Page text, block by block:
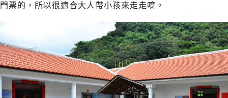
門票的，所以很適合大人帶小孩來走走唷。